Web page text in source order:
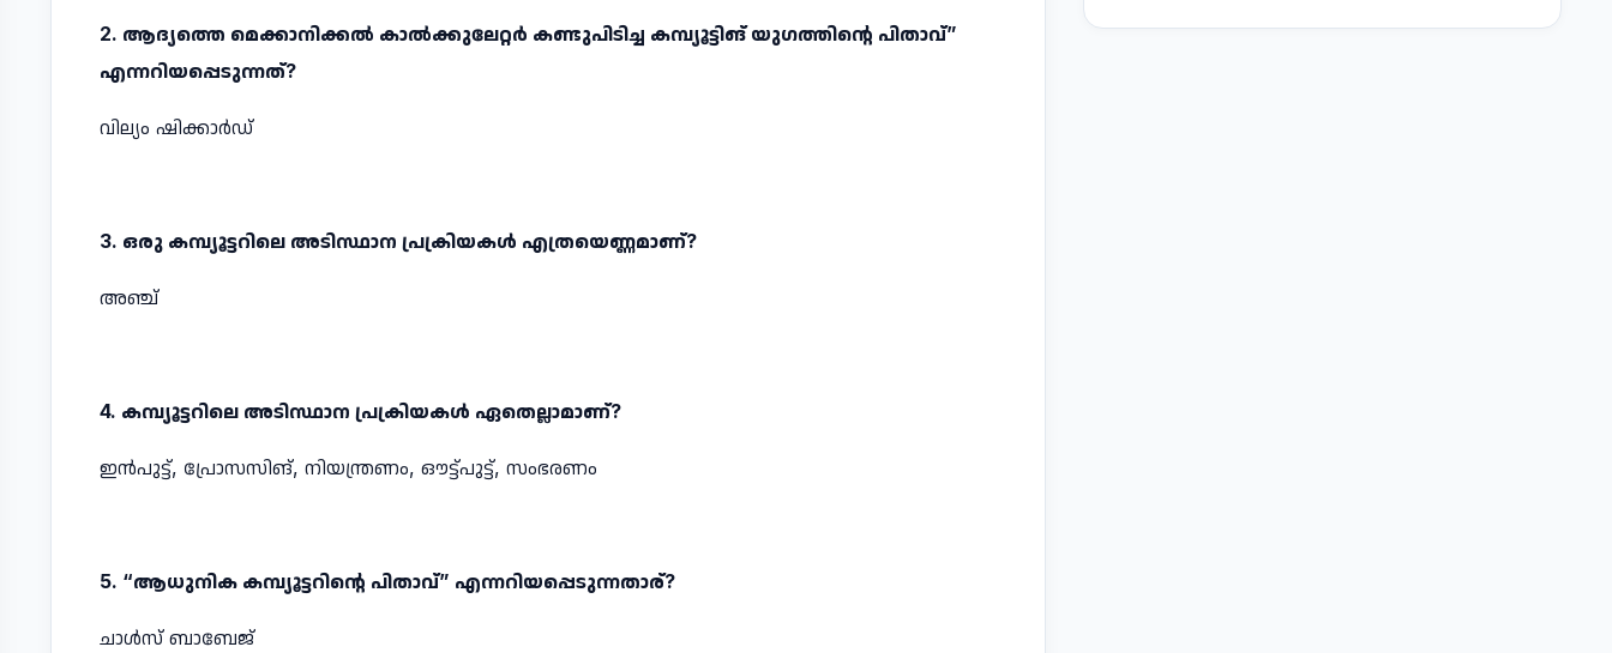
2. ആദ്യത്തെ മെക്കാനിക്കല്‍ കാല്‍ക്കുലേറ്റര്‍ കണ്ടുപിടിച്ച കമ്പ്യൂട്ടിങ്‌ യുഗത്തിന്റെ പിതാവ്‌”
എന്നറിയപ്പെടുന്നത്‌?
വില്യം ഷിക്കാര്‍ഡ്‌
3. ഒരു കമ്പ്യൂട്ടറിലെ അടിസ്ഥാന പ്രക്രിയകള്‍ എത്രയെണ്ണമാണ്‌?
അഞ്ച്‌
4. കമ്പ്യൂട്ടറിലെ അടിസ്ഥാന പ്രക്രിയകള്‍ ഏതെല്ലാമാണ്‌?
ഇന്‍പുട്ട്‌, പ്രോസസിങ്‌, നിയന്ത്രണം, ഔട്ട്പുട്ട്‌, സംഭരണം
5. “ആധുനിക കമ്പ്യൂട്ടറിന്റെ പിതാവ്‌” എന്നറിയപ്പെടുന്നതാര്‌?
ചാള്‍സ്‌ ബാബേജ്‌